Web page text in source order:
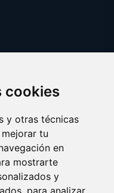
cookies
y otras técnicas
tu
en
mostrarte
y
para analizar